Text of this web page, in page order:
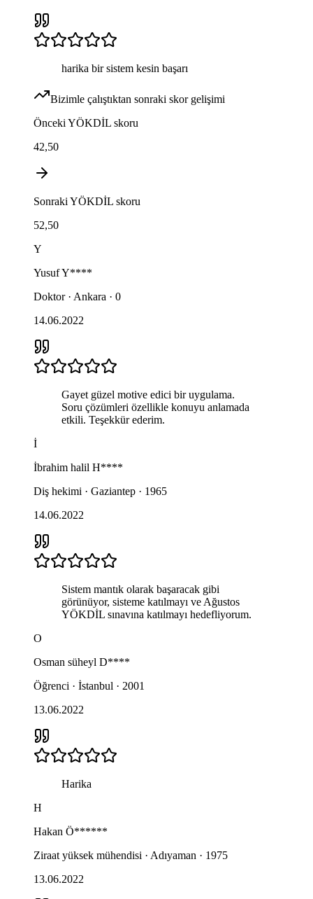
harika bir sistem kesin başarı
Bizimle çalıştıktan sonraki skor gelişimi
Önceki YÖKDİL skoru
42,50
Sonraki YÖKDİL skoru
52,50
Y
YusufY****
Doktor · Ankara · 0
14.06.2022
Gayet güzel motive edici bir uygulama.
Soru çözümleri özellikle konuyu anlamada
etkili. Teşekkür ederim.
İ
İbrahim halil H****
Diş hekimi · Gaziantep · 1965
14.06.2022
Sistem mantık olarak başaracak gibi
görünüyor, sisteme katılmayı ve Ağustos
YÖKDİL sınavına katılmayı hedefliyorum.
O
Osman süheyl D****
Öğrenci · İstanbul · 2001
13.06.2022
Harika
H
Hakan Ö******
Ziraat yüksek mühendisi · Adıyaman · 1975
13.06.2022